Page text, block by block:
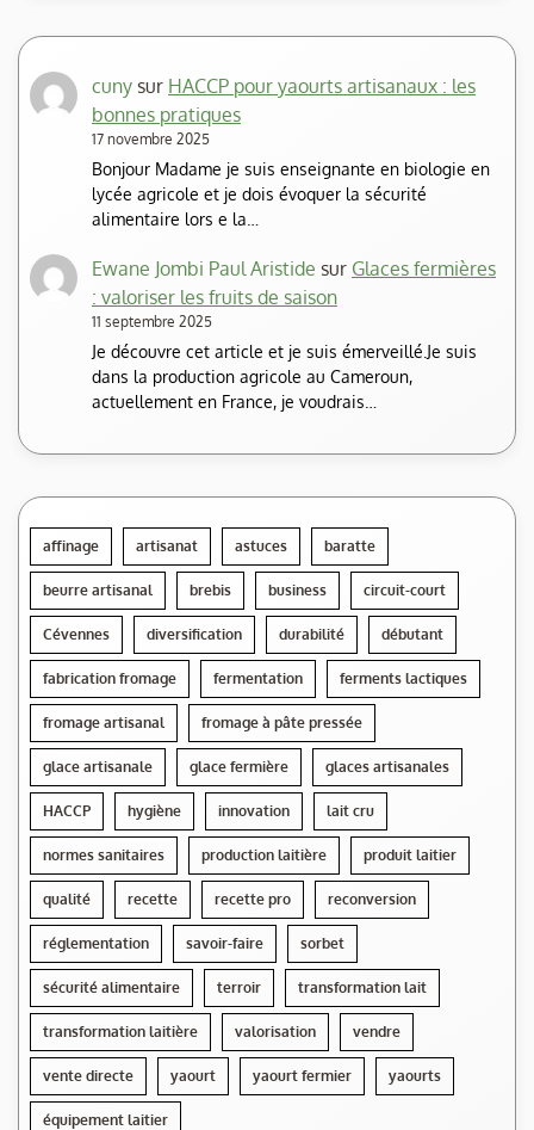
cuny sur HACCP pour yaourts artisanaux : les
bonnes pratiques
17 novembre 2025
Bonjour Madame je suis enseignante en biologie en
lycée agricole et je dois évoquer la sécurité
alimentaire lors e la…
Ewane Jombi Paul Aristide sur Glaces fermières
: valoriser les fruits de saison
11 septembre 2025
Je découvre cet article et je suis émerveillé.Je suis
dans la production agricole au Cameroun,
actuellement en France, je voudrais…
affinage artisanat astuces baratte
beurre artisanal brebis business circuit-court
Cévennes diversification durabilité débutant
fabrication fromage fermentation ferments lactiques
fromage artisanal fromage à pâte pressée
glace artisanale glace fermière glaces artisanales
HACCP hygiène innovation lait cru
normes sanitaires production laitière produit laitier
qualité recette recette pro reconversion
réglementation savoir-faire sorbet
sécurité alimentaire terroir transformation lait
transformation laitière valorisation vendre
vente directe yaourt yaourt fermier yaourts
équipement laitier